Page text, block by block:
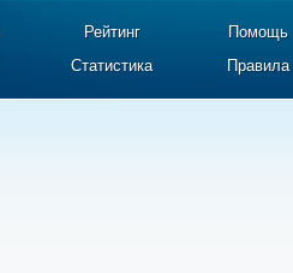
Рейтинг Помощь
Статистика Правила